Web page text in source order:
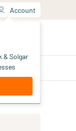
Account
& Solgar